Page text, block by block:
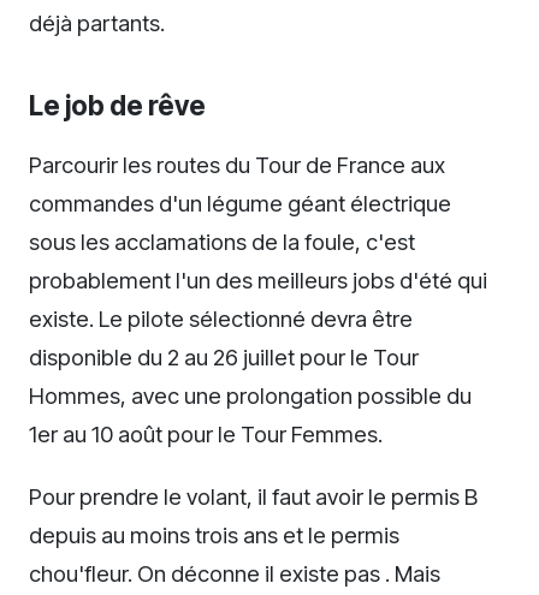
déjà partants.
Le job de rêve
Parcourir les routes du Tour de France aux
commandes d'un légume géant électrique
sous les acclamations de la foule, c'est
probablement l'un des meilleurs jobs d'été qui
existe. Le pilote sélectionné devra être
disponible du 2 au 26 juillet pour le Tour
Hommes, avec une prolongation possible du
1er au 10 août pour le Tour Femmes.
Pour prendre le volant, il faut avoir le permis B
depuis au moins trois ans et le permis
chou'fleur. On déconne il existe pas . Mais